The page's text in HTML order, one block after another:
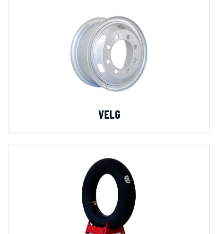
VELG